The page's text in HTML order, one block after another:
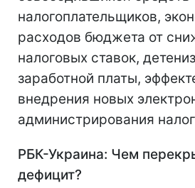
налогоплательщиков,
расходов бюджета от
налоговых ставок,
заработной платы,
внедрения новых
администрирования
РБК-Украина: Чем
дефицит?